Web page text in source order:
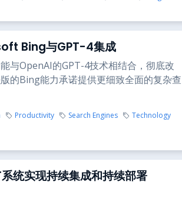
Bing与GPT-4集成
与OpenAI的GPT-4技术相结合，彻底改
的Bing能力承诺提供更细致全面的复杂查
Productivity Search Engines
Technology
统实现持续集成和持续部署